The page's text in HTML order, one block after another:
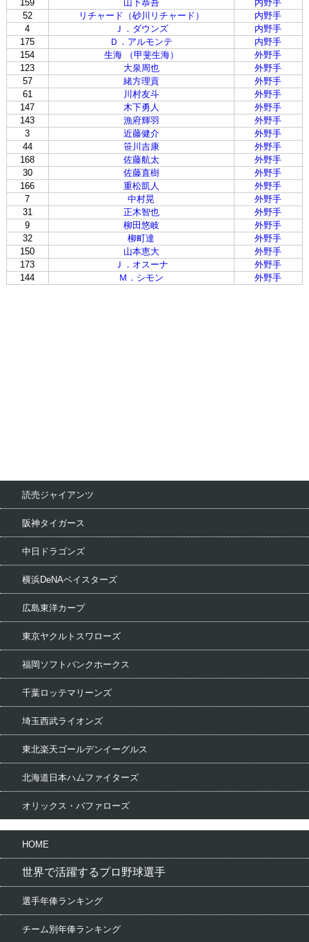
159
山下恭吾
内野手
52
リチャード（砂川リチャード）
内野手
4
Ｊ．ダウンズ
内野手
175
Ｄ．アルモンテ
内野手
154
生海 （甲斐生海）
外野手
123
大泉周也
外野手
57
緒方理貢
外野手
61
川村友斗
外野手
147
木下勇人
外野手
143
漁府輝羽
外野手
3
近藤健介
外野手
44
笹川吉康
外野手
168
佐藤航太
外野手
30
佐藤直樹
外野手
166
重松凱人
外野手
7
中村晃
外野手
31
正木智也
外野手
9
柳田悠岐
外野手
32
柳町達
外野手
150
山本恵大
外野手
173
Ｊ．オスーナ
外野手
144
Ｍ．シモン 外野手
読売ジャイアンツ
阪神タイガース
中日ドラゴンズ
横浜DeNAベイスターズ
広島東洋カープ
東京ヤクルトスワローズ
福岡ソフトバンクホークス
千葉ロッテマリーンズ
埼玉西武ライオンズ
東北楽天ゴールデンイーグルス
北海道日本ハムファイターズ
オリックス・バファローズ
HOME
世界で活躍するプロ野球選手
選手年俸ランキング
チーム別年俸ランキング